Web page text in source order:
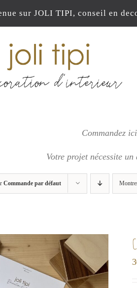
sur JOLI TIPI, conseil en
Commandez
Votre projet nécessite un
Commande par défaut